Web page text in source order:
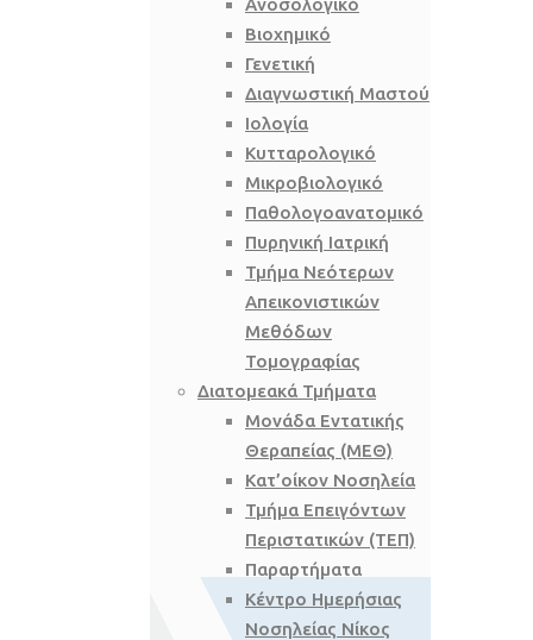
Ανοσολογικό
Βιοχημικό
Γενετική
Διαγνωστική Μαστού
Ιολογία
Κυτταρολογικό
Μικροβιολογικό
Παθολογοανατομικό
Πυρηνική Ιατρική
Τμήμα Νεότερων
Απεικονιστικών
Μεθόδων
Τομογραφίας
Διατομεακά Τμήματα
Μονάδα Εντατικής
Θεραπείας (ΜΕΘ)
Κατ’οίκον Νοσηλεία
Τμήμα Επειγόντων
Περιστατικών (ΤΕΠ)
Παραρτήματα
Κέντρο Ημερήσιας
Νοσηλείας Νίκος